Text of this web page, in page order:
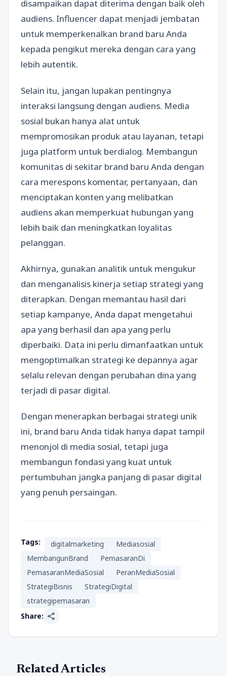
disampaikan dapat diterima dengan baik oleh
audiens. Influencer dapat menjadi jembatan
untuk memperkenalkan brand baru Anda
kepada pengikut mereka dengan cara yang
lebih autentik.
Selain itu, jangan lupakan pentingnya
interaksi langsung dengan audiens. Media
sosial bukan hanya alat untuk
mempromosikan produk atau layanan, tetapi
juga platform untuk berdialog. Membangun
komunitas di sekitar brand baru Anda dengan
cara merespons komentar, pertanyaan, dan
menciptakan konten yang melibatkan
audiens akan memperkuat hubungan yang
lebih baik dan meningkatkan loyalitas
pelanggan.
Akhirnya, gunakan analitik untuk mengukur
dan menganalisis kinerja setiap strategi yang
diterapkan. Dengan memantau hasil dari
setiap kampanye, Anda dapat mengetahui
apa yang berhasil dan apa yang perlu
diperbaiki. Data ini perlu dimanfaatkan untuk
mengoptimalkan strategi ke depannya agar
selalu relevan dengan perubahan dina yang
terjadi di pasar digital.
Dengan menerapkan berbagai strategi unik
ini, brand baru Anda tidak hanya dapat tampil
menonjol di media sosial, tetapi juga
membangun fondasi yang kuat untuk
pertumbuhan jangka panjang di pasar digital
yang penuh persaingan.
Tags: digitalmarketing
Mediasosial
MembangunBrand
PemasaranDi
PemasaranMediaSosial
PeranMediaSosial
StrategiBisnis
StrategiDigital
strategipemasaran
Share: share
Related Articles